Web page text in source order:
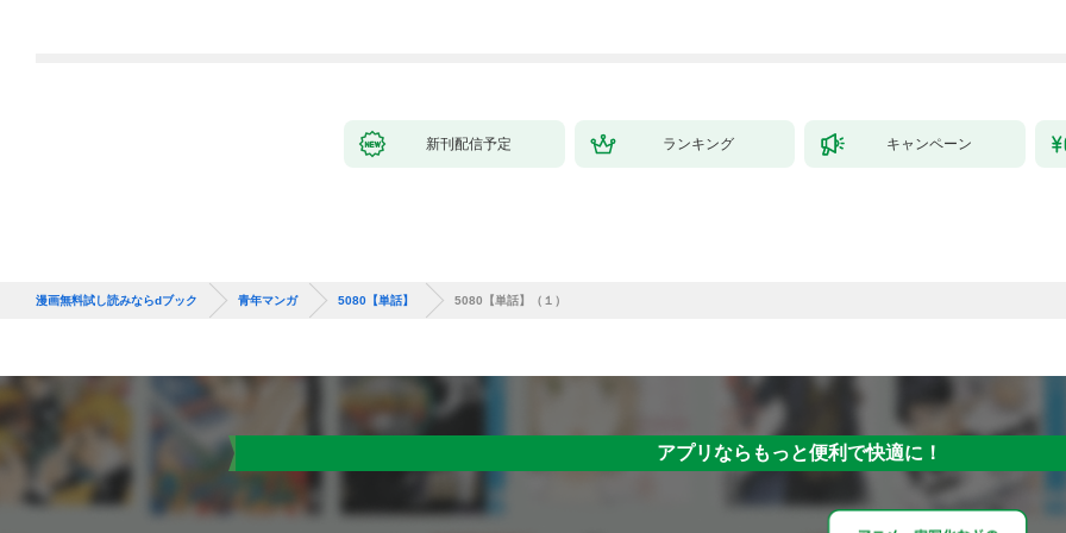
新刊配信予定 ランキング キャンペーン
漫画無料試し読みならdブック 青年マンガ 5080【単話】 5080【単話】（１）
アプリならもっと便利で快適に！